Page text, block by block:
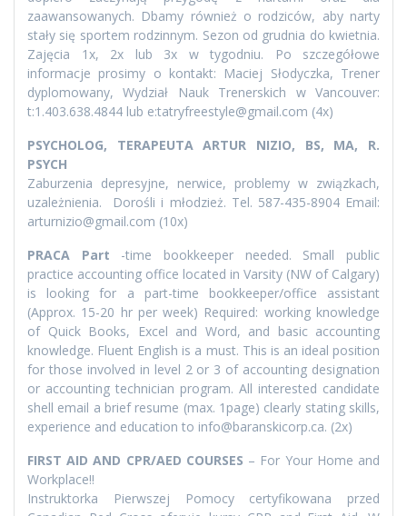
zaawansowanych. Dbamy również o rodziców, aby narty
stały się sportem rodzinnym. Sezon od grudnia do kwietnia.
Zajęcia 1x, 2x lub 3x w tygodniu. Po szczegółowe
informacje prosimy o kontakt: Maciej Słodyczka, Trener
dyplomowany, Wydział Nauk Trenerskich w Vancouver:
t:1.403.638.4844 lub e:tatryfreestyle@gmail.com (4x)
PSYCHOLOG, TERAPEUTA ARTUR NIZIO, BS, MA, R.
PSYCH
Zaburzenia depresyjne, nerwice, problemy w związkach,
uzależnienia. Dorośli i młodzież. Tel. 587-435-8904 Email:
arturnizio@gmail.com (10x)
PRACA Part -time bookkeeper needed. Small public
practice accounting office located in Varsity (NW of Calgary)
is looking for a part-time bookkeeper/office assistant
(Approx. 15-20 hr per week) Required: working knowledge
of Quick Books, Excel and Word, and basic accounting
knowledge. Fluent English is a must. This is an ideal position
for those involved in level 2 or 3 of accounting designation
or accounting technician program. All interested candidate
shell email a brief resume (max. 1page) clearly stating skills,
experience and education to info@baranskicorp.ca. (2x)
FIRST AID AND CPR/AED COURSES – For Your Home and
Workplace!!
Instruktorka Pierwszej Pomocy certyfikowana przed